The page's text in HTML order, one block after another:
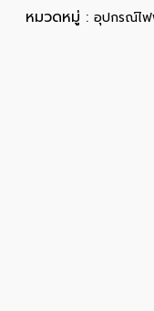
หมวดหมู่ : อุปกรณ์ไฟ